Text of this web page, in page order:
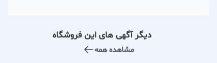
دیگر آگهی های این فروشگاه
مشاهده همه